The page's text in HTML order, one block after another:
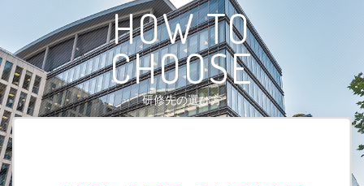
設に更新しました。
24/07/31
PICK UPを8月中旬〜下旬に募集締め切りがある施設に
更新しました。
HOW TO
CHOOSE
研修先の選び方